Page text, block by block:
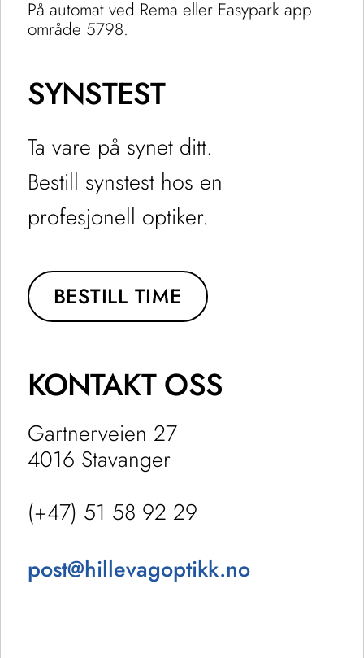
På automat ved Rema eller Easypark app
område 5798.
SYNSTEST
Ta vare på synet ditt.
Bestill synstest hos en
profesjonell optiker.
BESTILL TIME
KONTAKT OSS
Gartnerveien 27
4016 Stavanger
(+47) 51 58 92 29
post@hillevagoptikk.no